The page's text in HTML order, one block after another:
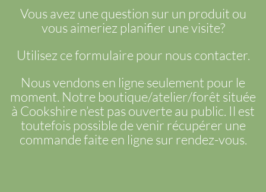
Vous avez une question sur un produit ou
vous aimeriez planifier une visite?
Utilisez ce formulaire pour nous contacter.
Nous vendons en ligne seulement pour le
moment. Notre boutique/atelier/forêt située
à Cookshire n’est pas ouverte au public. Il est
toutefois possible de venir récupérer une
commande faite en ligne sur rendez-vous.